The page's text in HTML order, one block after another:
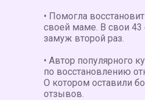
• Помогла
своей маме. В свои
замуж второй раз.
• Автор популярного
по восстановлению
О котором оставили
отзывов.